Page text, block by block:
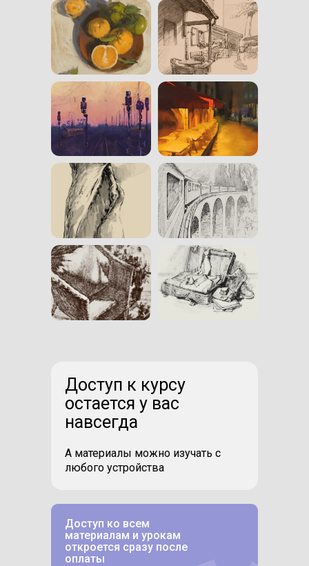
Доступ к курсу
остается у вас
навсегда
А материалы можно изучать с
любого устройства
Доступ ко всем
материалам и урокам
откроется сразу после
оплаты